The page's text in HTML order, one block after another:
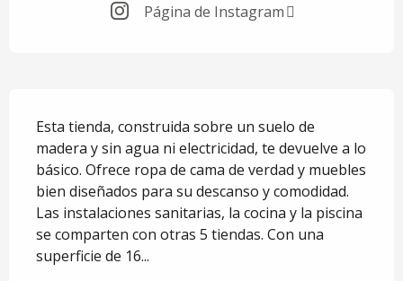
Página de Instagram
Esta tienda, construida sobre un suelo de
madera y sin agua ni electricidad, te devuelve a lo
básico. Ofrece ropa de cama de verdad y muebles
bien diseñados para su descanso y comodidad.
Las instalaciones sanitarias, la cocina y la piscina
se comparten con otras 5 tiendas. Con una
superficie de 16...